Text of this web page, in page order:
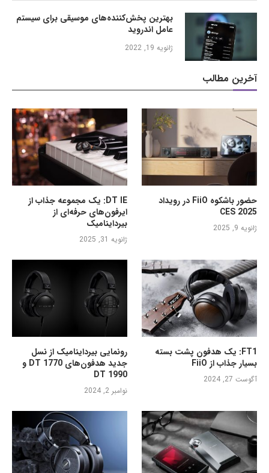
بهترین پخش‌کننده‌های موسیقی برای سیستم
عامل اندروید
ژانویه 19, 2022
آخرین مطالب
DT IE: یک مجموعه جذاب از
ایرفون‌های حرفه‌ای از
بیرداینامیک
ژانویه 31, 2025
حضور باشکوه FiiO در رویداد
CES 2025
ژانویه 9, 2025
رونمایی بیرداینامیک از نسل
جدید هدفون‌های DT 1770 و
DT 1990
نوامبر 2, 2024
FT1: یک هدفون پشت بسته
بسیار جذاب از FiiO
آگوست 27, 2024